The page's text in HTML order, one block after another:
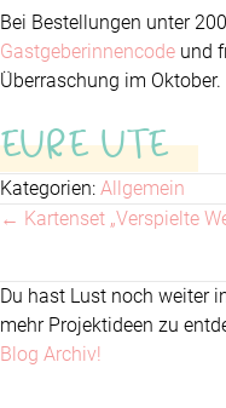
Bei Bestellungen unter
Gastgeberinnencode und
Überraschung im Oktober.
EURE UTE
Kategorien: Allgemein
Posts
navigation
← Kartenset „Verspielte
Du hast Lust noch weiter
mehr Projektideen zu
Blog Archiv!